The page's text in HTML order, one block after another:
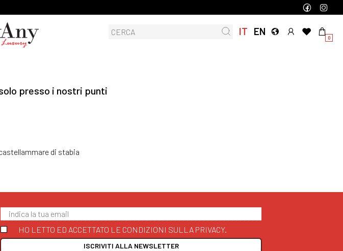
IT EN
0
presso i nostri punti
di stabia
HO LETTO ED ACCETTATO LE CONDIZIONI SULLA PRIVACY.
ISCRIVITI ALLA NEWSLETTER